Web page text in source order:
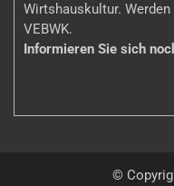
Wirtshauskultur.
VEBWK.
Informieren Sie sich
©